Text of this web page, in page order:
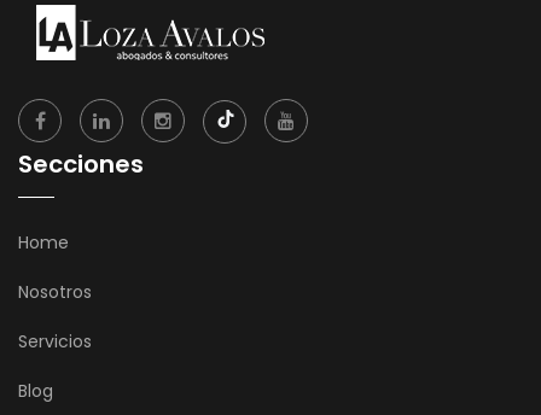
Secciones
Home
Nosotros
Servicios
Blog